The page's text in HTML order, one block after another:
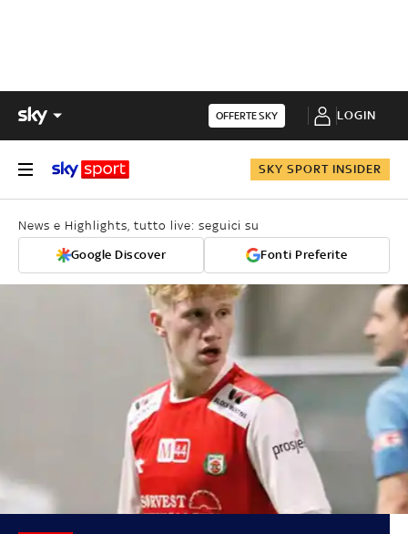
OFFERTE SKY LOGIN
SKY SPORT INSIDER
News e Highlights, tutto live: seguici su
Google Discover Fonti Preferite